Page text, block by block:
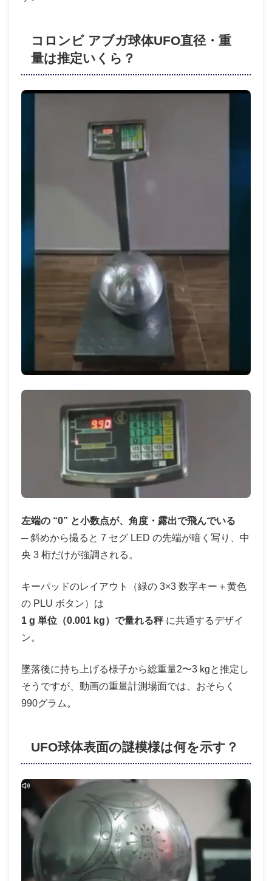
コロンビ アブガ球体UFO直径・重
量は推定いくら？
左端の “0” と小数点が、角度・露出で飛んでいる
─ 斜めから撮ると 7 セグ LED の先端が暗く写り、中
央 3 桁だけが強調される。
キーパッドのレイアウト（緑の 3×3 数字キー＋黄色
の PLU ボタン）は
1 g 単位（0.001 kg）で量れる秤に共通するデザイ
ン。
墜落後に持ち上げる様子から総重量2〜3 kgと推定し
そうですが、動画の重量計測場面では、おそらく
990グラム。
UFO球体表面の謎模様は何を示す？